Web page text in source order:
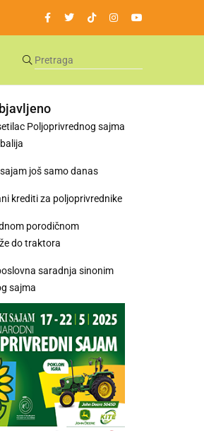
Poljoprivrednog sajma
još samo danas
krediti za poljoprivrednike
porodičnom
do traktora
saradnja sinonim
sajma